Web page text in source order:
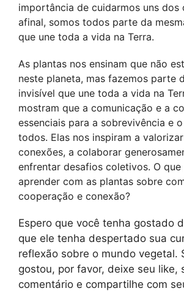
importância de cuidarmos uns dos
afinal, somos todos parte da
que une toda a vida na Terra.
As plantas nos ensinam que não
neste planeta, mas fazemos parte
invisível que une toda a vida na
mostram que a comunicação e a
essenciais para a sobrevivência e
todos. Elas nos inspiram a
conexões, a colaborar
enfrentar desafios coletivos. O
aprender com as plantas sobre
cooperação e conexão?
Espero que você tenha gostado
que ele tenha despertado sua
reflexão sobre o mundo vegetal.
gostou, por favor, deixe seu like,
comentário e compartilhe com